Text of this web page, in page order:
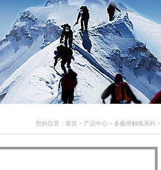
您的位置： 首页 > 产品中心 > 多极滑触线系列 >